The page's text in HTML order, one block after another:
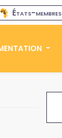
États-membres